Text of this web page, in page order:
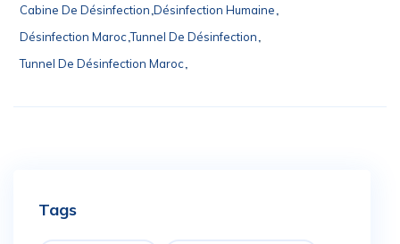
Cabine De Désinfection Désinfection Humaine
Désinfection Maroc Tunnel De Désinfection
Tunnel De Désinfection Maroc
Tags